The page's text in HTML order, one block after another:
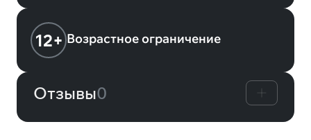
12+ Возрастное ограничение
Отзывы0